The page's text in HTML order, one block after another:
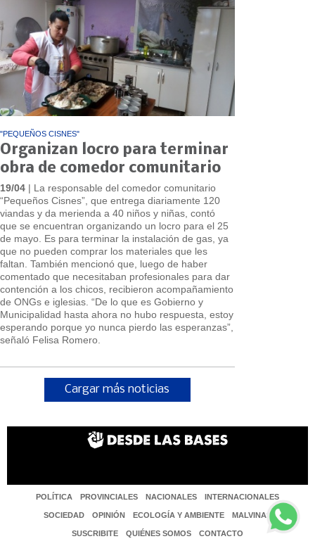
"PEQUEÑOS CISNES"
Organizan locro para terminar
obra de comedor comunitario
19/04 | La responsable del comedor comunitario
“Pequeños Cisnes”, que entrega diariamente 120
viandas y da merienda a 40 niños y niñas, contó
que se encuentran organizando un locro para el 25
de mayo. Es para terminar la instalación de gas, ya
que no pueden comprar los materiales que les
faltan. También mencionó que, luego de haber
comentado que necesitaban profesionales para dar
contención a los chicos, recibieron acompañamiento
de ONGs e iglesias. “De lo que es Gobierno y
Municipalidad hasta ahora no hubo respuesta, estoy
esperando porque yo nunca pierdo las esperanzas”,
señaló Felisa Romero.
Cargar más noticias
POLÍTICA PROVINCIALES NACIONALES INTERNACIONALES
SOCIEDAD OPINIÓN ECOLOGÍA Y AMBIENTE MALVINAS
SUSCRIBITE QUIÉNES SOMOS CONTACTO